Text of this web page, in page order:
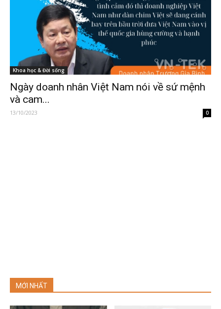
Khoa học & Đời sống
Ngày doanh nhân Việt Nam nói về sứ mệnh
và cam...
13/10/2023 0
MỚI NHẤT